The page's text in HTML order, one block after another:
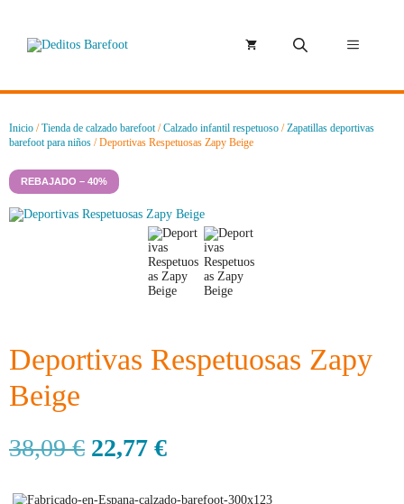
contenido
Menú
Inicio /Tienda de calzado barefoot/Calzado infantil respetuoso /Zapatillas deportivas
barefoot para niños / Deportivas Respetuosas Zapy Beige
REBAJADO – 40%
Deportivas Respetuosas Zapy
Beige
38,09€ 22,77 €